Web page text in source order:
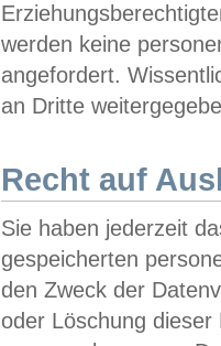
werden keine
angefordert.
an Dritte
Recht auf
Sie haben jederzeit
gespeicherten
den Zweck der
oder Löschung